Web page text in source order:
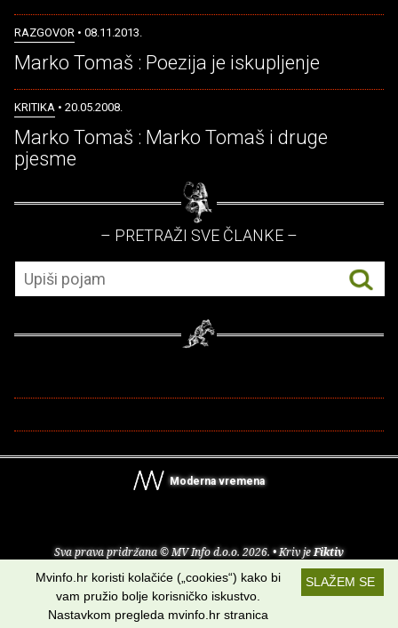
RAZGOVOR • 08.11.2013.
Marko Tomaš : Poezija je iskupljenje
KRITIKA • 20.05.2008.
Marko Tomaš : Marko Tomaš i druge
pjesme
– PRETRAŽI SVE ČLANKE –
Moderna vremena
Sva prava pridržana © MV Info d.o.o. 2026. • Kriv jeFiktiv
Uvjeti korištenja RSS kanali
Potraži nas na:
SLAŽEM SE
Mvinfo.hr koristi kolačiće („cookies“) kako bi
vam pružio bolje korisničko iskustvo.
Nastavkom pregleda mvinfo.hr stranica